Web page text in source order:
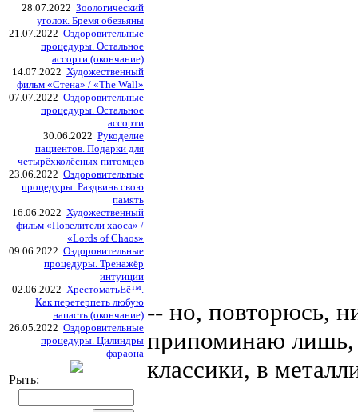
28.07.2022 Зоологический
уголок. Бремя обезьяны
21.07.2022 Оздоровительные
процедуры. Остальное
ассорти (окончание)
14.07.2022 Художественный
фильм «Стена» / «The Wall»
07.07.2022 Оздоровительные
процедуры. Остальное
ассорти
30.06.2022 Рукоделие
пациентов. Подарки для
четырёхколёсных питомцев
23.06.2022 Оздоровительные
процедуры. Раздвинь свою
память
16.06.2022 Художественный
фильм «Повелители хаоса» /
«Lords of Chaos»
09.06.2022 Оздоровительные
процедуры. Тренажёр
интуиции
02.06.2022 ХрестоматьЕё™.
Как перетерпеть любую
напасть (окончание)
26.05.2022 Оздоровительные
процедуры. Цилиндры
фараона
Рыть:
-- но, повторюсь,
припоминаю лишь,
классики, в